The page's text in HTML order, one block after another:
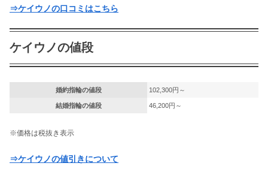
⇒ケイウノの口コミはこちら
ケイウノの値段
婚約指輪の値段 102,300円～
結婚指輪の値段 46,200円～
※価格は税抜き表示
⇒ケイウノの値引きについて